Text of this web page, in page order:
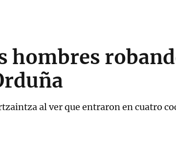
hombres
al ver que entraron en cuatro